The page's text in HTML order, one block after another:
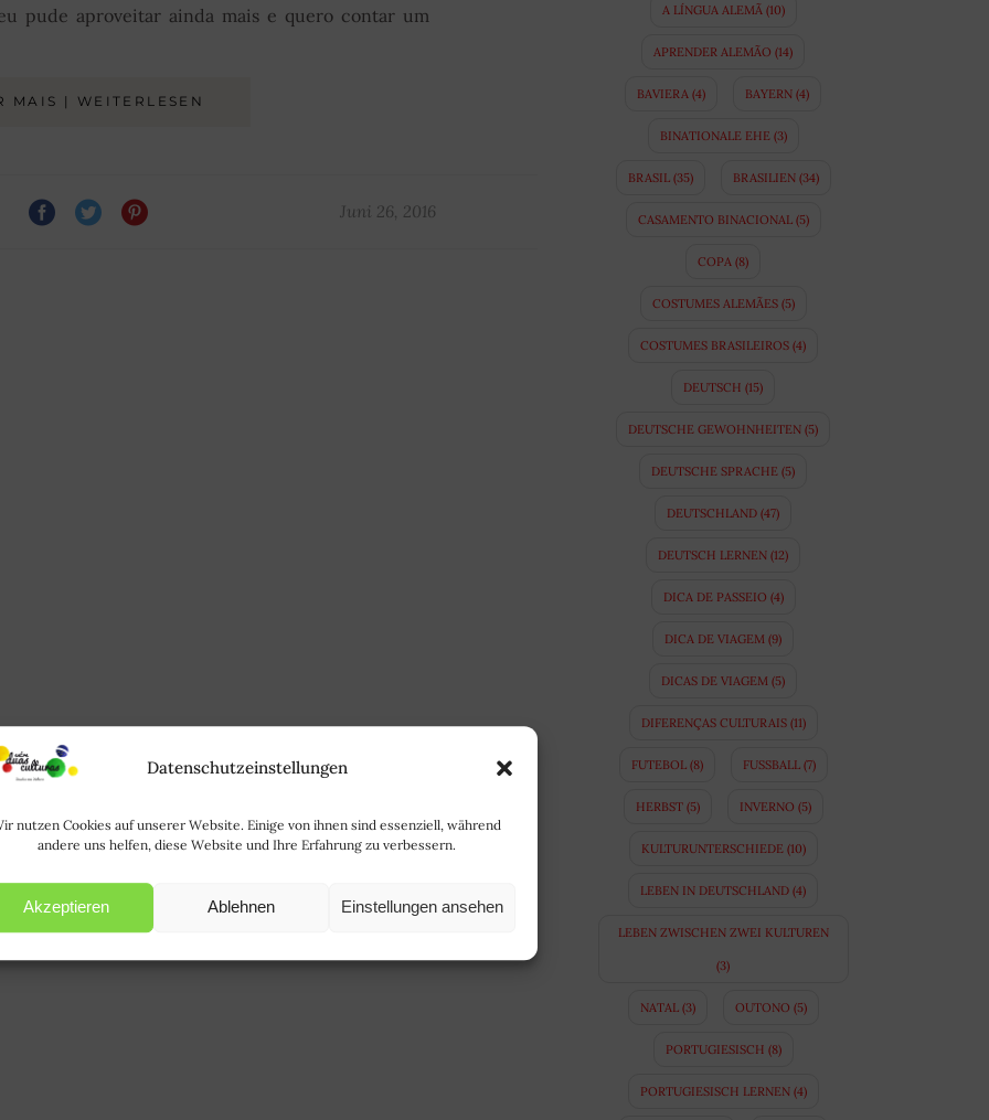
Datenschutzeinstellungen
nutzen Cookies auf unserer Website. Einige von ihnen sind essenziell, während
andere uns helfen, diese Website und Ihre Erfahrung zu verbessern.
Akzeptieren Ablehnen Einstellungen ansehen
pude aproveitar ainda mais e quero contar um
MAIS | WEITERLESEN
Juni 26, 2016
A LÍNGUA ALEMÃ (10)
APRENDER ALEMÃO (14)
BAVIERA (4) BAYERN (4)
BINATIONALE EHE(3)
BRASIL(35) BRASILIEN(34)
CASAMENTO BINACIONAL(5)
COPA (8)
COSTUMES ALEMÃES(5)
COSTUMES BRASILEIROS (4)
DEUTSCH (15)
DEUTSCHE GEWOHNHEITEN (5)
DEUTSCHE SPRACHE (5)
DEUTSCHLAND (47)
DEUTSCH LERNEN (12)
DICA DE PASSEIO (4)
DICA DE VIAGEM (9)
DICAS DE VIAGEM (5)
DIFERENÇAS CULTURAIS(11)
FUTEBOL(8) FUSSBALL (7)
HERBST(5) INVERNO (5)
KULTURUNTERSCHIEDE(10)
LEBEN IN DEUTSCHLAND (4)
LEBEN ZWISCHEN ZWEI KULTUREN
(3)
NATAL(3) OUTONO (5)
PORTUGIESISCH (8)
PORTUGIESISCH LERNEN(4)